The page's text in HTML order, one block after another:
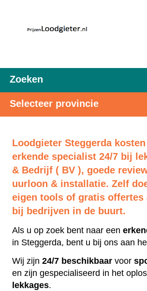
Zoeken
Selecteer provincie
Loodgieter Steggerda kosten
erkende specialist 24/7 bij
& Bedrijf ( BV ), goede
uurloon & installatie. Zelf
eigen tools of gratis offertes
bij bedrijven in de buurt.
Als u op zoek bent naar een
in Steggerda, bent u bij ons aan
Wij zijn 24/7 beschikbaar voor
en zijn gespecialiseerd in het
lekkages.